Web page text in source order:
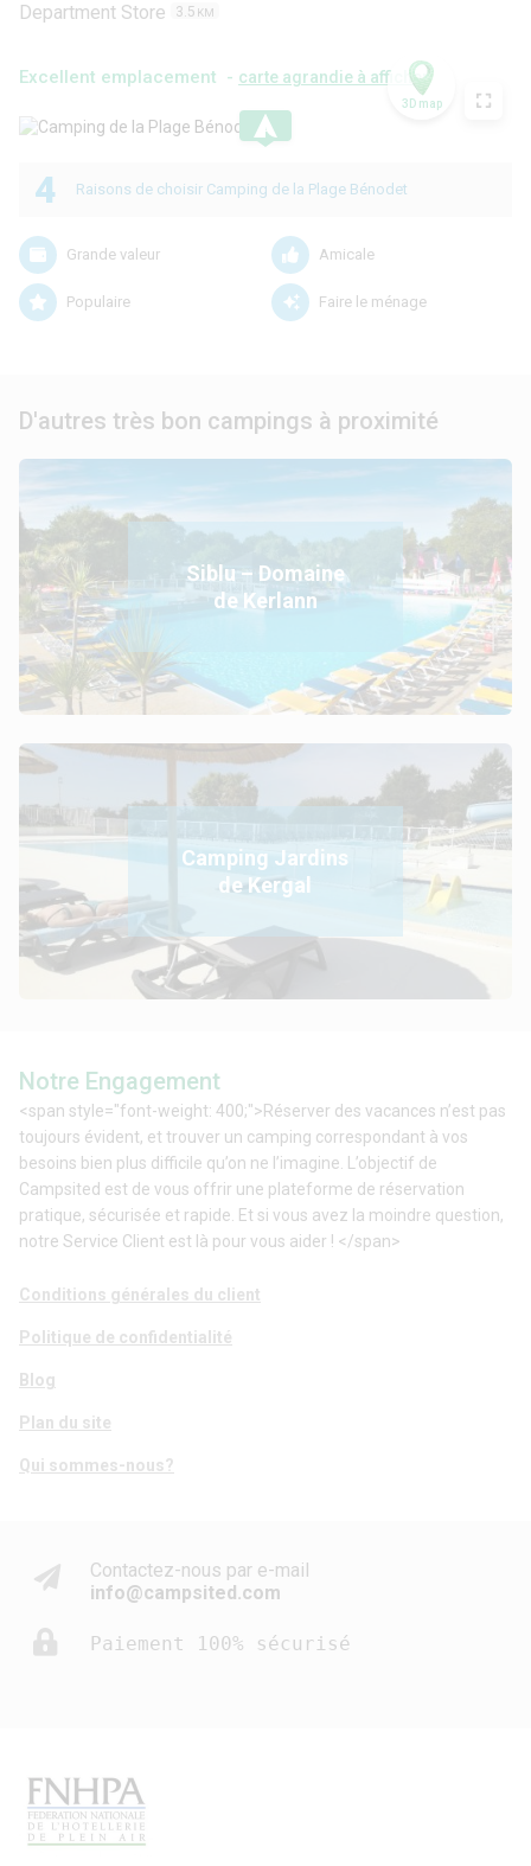
Department Store 3.5 KM
Excellent emplacement - carte agrandie à afficher
.
3D map
4 Raisons de choisir Camping de la Plage Bénodet
Grande valeur Amicale
Populaire Faire le ménage
D'autres très bon campings à proximité
Siblu – Domaine
de Kerlann
Camping Jardins
de Kergal
Notre Engagement
<span style="font-weight: 400;">Réserver des vacances n’est pas
toujours évident, et trouver un camping correspondant à vos
besoins bien plus difficile qu’on ne l’imagine. L’objectif de
Campsited est de vous offrir une plateforme de réservation
pratique, sécurisée et rapide. Et si vous avez la moindre question,
notre Service Client est là pour vous aider ! </span>
Conditions générales du client
Politique de confidentialité
Blog
Plan du site
Qui sommes-nous?
Contactez-nous par e-mail
info@campsited.com
Paiement 100% sécurisé